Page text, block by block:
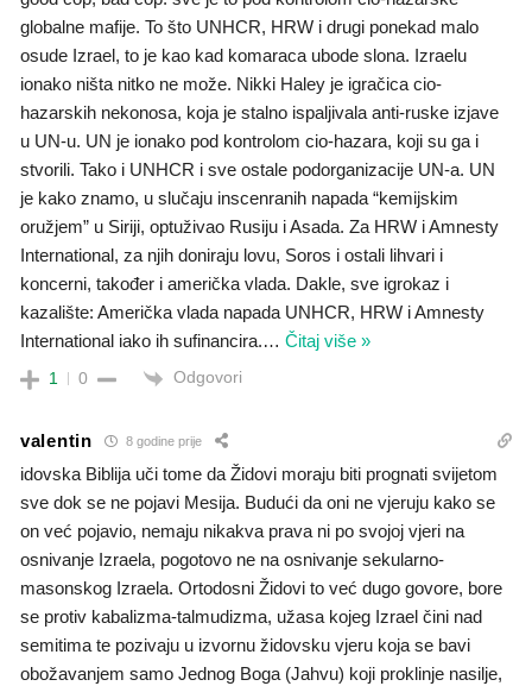
globalne mafije. To što UNHCR, HRW i drugi ponekad malo
osude Izrael, to je kao kad komaraca ubode slona. Izraelu
ionako ništa nitko ne može. Nikki Haley je igračica cio-
hazarskih nekonosa, koja je stalno ispaljivala anti-ruske izjave
u UN-u. UN je ionako pod kontrolom cio-hazara, koji su ga i
stvorili. Tako i UNHCR i sve ostale podorganizacije UN-a. UN
je kako znamo, u slučaju inscenranih napada “kemijskim
oružjem” u Siriji, optuživao Rusiju i Asada. Za HRW i Amnesty
International, za njih doniraju lovu, Soros i ostali lihvari i
koncerni, također i američka vlada. Dakle, sve igrokaz i
kazalište: Američka vlada napada UNHCR, HRW i Amnesty
International iako ih sufinancira.… Čitaj više »
1 0 Odgovori
valentin 8 godine prije
idovska Biblija uči tome da Židovi moraju biti prognati svijetom
sve dok se ne pojavi Mesija. Budući da oni ne vjeruju kako se
on već pojavio, nemaju nikakva prava ni po svojoj vjeri na
osnivanje Izraela, pogotovo ne na osnivanje sekularno-
masonskog Izraela. Ortodosni Židovi to već dugo govore, bore
se protiv kabalizma-talmudizma, užasa kojeg Izrael čini nad
semitima te pozivaju u izvornu židovsku vjeru koja se bavi
obožavanjem samo Jednog Boga (Jahvu) koji proklinje nasilje,